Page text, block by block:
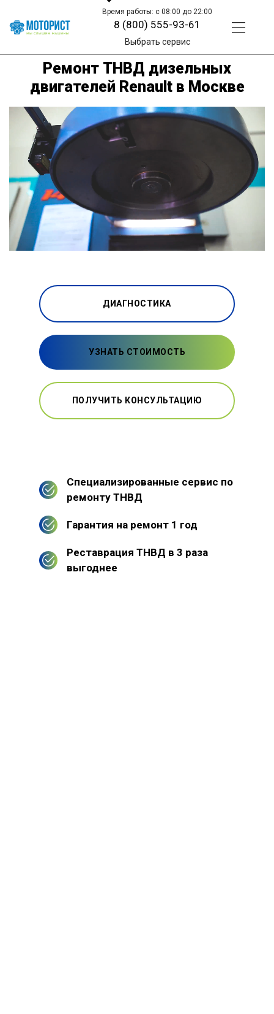
Время работы: с 08:00 до 22:00
8 (800) 555-93-61
Выбрать сервис
Ремонт ТНВД дизельных
двигателей Renault в Москве
ДИАГНОСТИКА
УЗНАТЬ СТОИМОСТЬ
ПОЛУЧИТЬ КОНСУЛЬТАЦИЮ
Специализированные сервис по
ремонту ТНВД
Гарантия на ремонт 1 год
Реставрация ТНВД в 3 раза
выгоднее